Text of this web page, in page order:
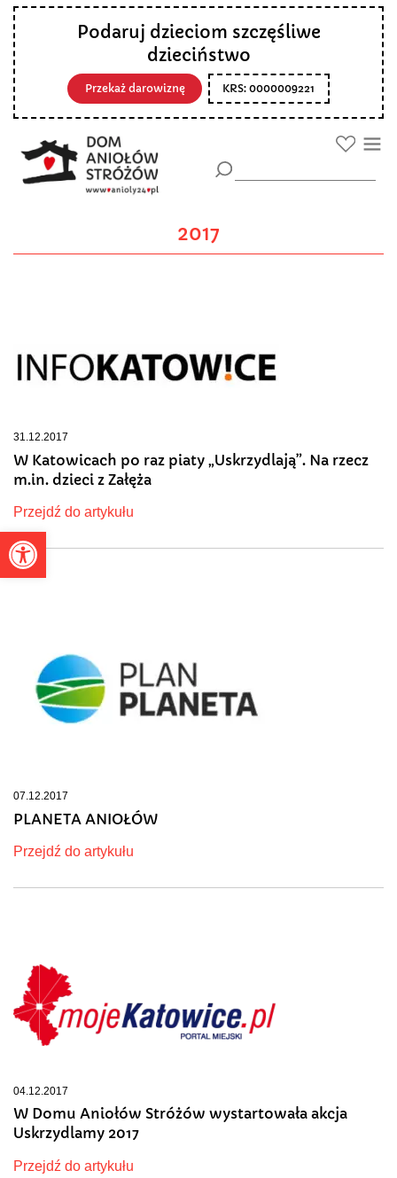
Otwórz pasek narzędzi
Podaruj dzieciom szczęśliwe
dzieciństwo
Przekaż darowiznę KRS: 0000009221
2017
31.12.2017
W Katowicach po raz piaty „Uskrzydlają”. Na rzecz
m.in. dzieci z Załęża
Przejdź do artykułu
07.12.2017
PLANETA ANIOŁÓW
Przejdź do artykułu
04.12.2017
W Domu Aniołów Stróżów wystartowała akcja
Uskrzydlamy 2017
Przejdź do artykułu